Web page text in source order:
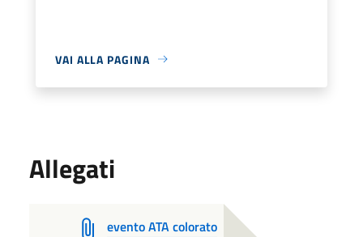
VAI ALLA PAGINA
Allegati
evento ATA colorato